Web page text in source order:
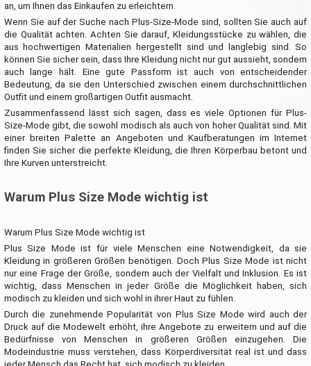
an, um Ihnen das Einkaufen zu erleichtern.
Wenn Sie auf der Suche nach Plus-Size-Mode sind, sollten Sie auch auf
die Qualität achten. Achten Sie darauf, Kleidungsstücke zu wählen, die
aus hochwertigen Materialien hergestellt sind und langlebig sind. So
können Sie sicher sein, dass Ihre Kleidung nicht nur gut aussieht, sondern
auch lange hält. Eine gute Passform ist auch von entscheidender
Bedeutung, da sie den Unterschied zwischen einem durchschnittlichen
Outfit und einem großartigen Outfit ausmacht.
Zusammenfassend lässt sich sagen, dass es viele Optionen für Plus-
Size-Mode gibt, die sowohl modisch als auch von hoher Qualität sind. Mit
einer breiten Palette an Angeboten und Kaufberatungen im Internet
finden Sie sicher die perfekte Kleidung, die Ihren Körperbau betont und
Ihre Kurven unterstreicht.
Warum Plus Size Mode wichtig ist
Warum Plus Size Mode wichtig ist
Plus Size Mode ist für viele Menschen eine Notwendigkeit, da sie
Kleidung in größeren Größen benötigen. Doch Plus Size Mode ist nicht
nur eine Frage der Größe, sondern auch der Vielfalt und Inklusion. Es ist
wichtig, dass Menschen in jeder Größe die Möglichkeit haben, sich
modisch zu kleiden und sich wohl in ihrer Haut zu fühlen.
Durch die zunehmende Popularität von Plus Size Mode wird auch der
Druck auf die Modewelt erhöht, ihre Angebote zu erweitern und auf die
Bedürfnisse von Menschen in größeren Größen einzugehen. Die
Modeindustrie muss verstehen, dass Körperdiversität real ist und dass